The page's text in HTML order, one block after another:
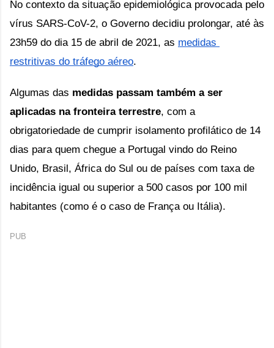
No contexto da situação epidemiológica provocada pelo
vírus SARS-CoV-2, o Governo decidiu prolongar, até às
23h59 do dia 15 de abril de 2021, as medidas
restritivas do tráfego aéreo.
Algumas das medidas passam também a ser
aplicadas na fronteira terrestre, com a
obrigatoriedade de cumprir isolamento profilático de 14
dias para quem chegue a Portugal vindo do Reino
Unido, Brasil, África do Sul ou de países com taxa de
incidência igual ou superior a 500 casos por 100 mil
habitantes (como é o caso de França ou Itália).
PUB